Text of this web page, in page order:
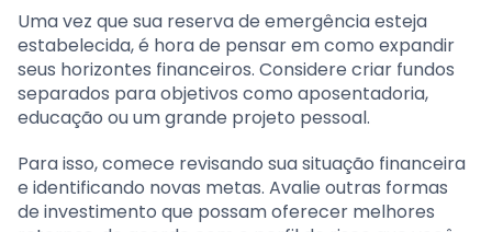
Uma vez que sua reserva de emergência esteja
estabelecida, é hora de pensar em como expandir
seus horizontes financeiros. Considere criar fundos
separados para objetivos como aposentadoria,
educação ou um grande projeto pessoal.
Para isso, comece revisando sua situação financeira
e identificando novas metas. Avalie outras formas
de investimento que possam oferecer melhores